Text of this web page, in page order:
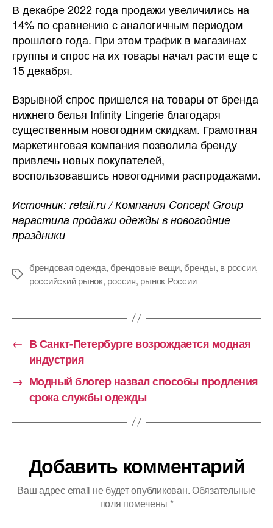
В декабре 2022 года продажи увеличились на
14% по сравнению с аналогичным периодом
прошлого года. При этом трафик в магазинах
группы и спрос на их товары начал расти еще с
15 декабря.
Взрывной спрос пришелся на товары от бренда
нижнего белья Infinity Lingerie благодаря
существенным новогодним скидкам. Грамотная
маркетинговая компания позволила бренду
привлечь новых покупателей,
воспользовавшись новогодними распродажами.
Источник: retail.ru / Компания Concept Group
нарастила продажи одежды в новогодние
праздники
Метки
брендовая одежда, брендовые вещи, бренды, в россии,
российский рынок, россия, рынок России
← В Санкт-Петербурге возрождается модная
индустрия
→ Модный блогер назвал способы продления
срока службы одежды
Добавить комментарий
Ваш адрес email не будет опубликован.Обязательные
поля помечены *